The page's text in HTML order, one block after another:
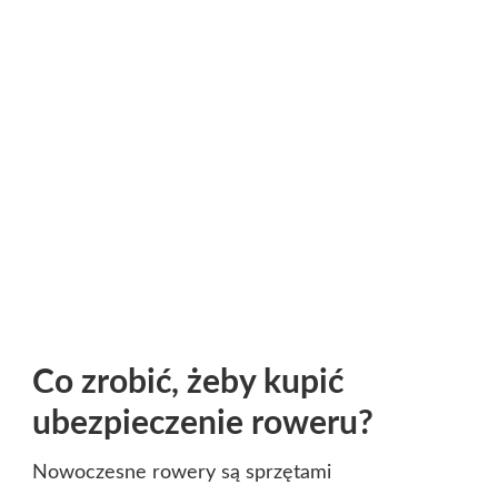
Co zrobić, żeby kupić
ubezpieczenie roweru?
Nowoczesne rowery są sprzętami